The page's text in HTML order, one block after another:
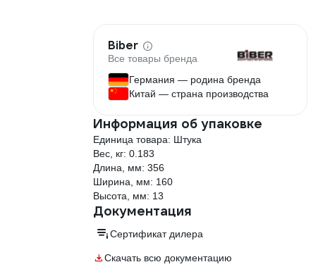
Biber
Все товары бренда
Германия — родина бренда
Китай — страна производства
Информация об упаковке
Единица товара: Штука
Вес, кг: 0.183
Длина, мм: 356
Ширина, мм: 160
Высота, мм: 13
Документация
Сертификат дилера
Скачать всю документацию